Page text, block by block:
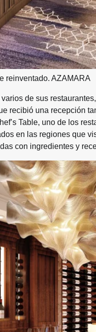
reinventado. AZAMARA
de sus
recibió una recepción
Table, uno de los
en las regiones que
con ingredientes y